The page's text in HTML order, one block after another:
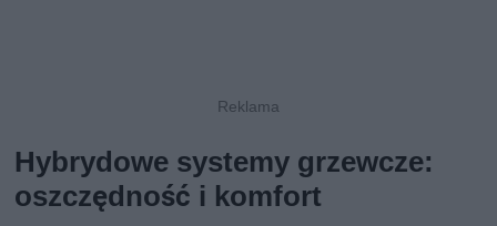
Hybrydowe systemy grzewcze:
oszczędność i komfort